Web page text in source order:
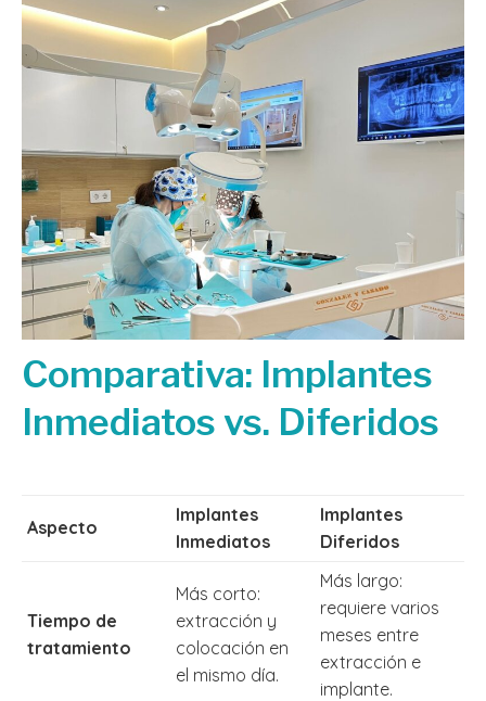
Comparativa: Implantes
Inmediatos vs. Diferidos
Aspecto
Implantes
Inmediatos
Implantes
Diferidos
Tiempo de
tratamiento
Más corto:
extracción y
colocación en
el mismo día.
Más largo:
requiere varios
meses entre
extracción e
implante.